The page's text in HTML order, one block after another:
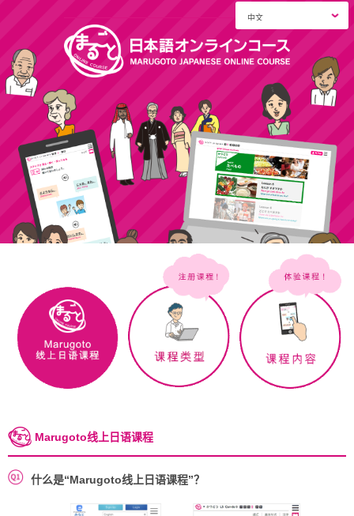
Marugoto线上日语课程
什么是“Marugoto线上日语课程”？